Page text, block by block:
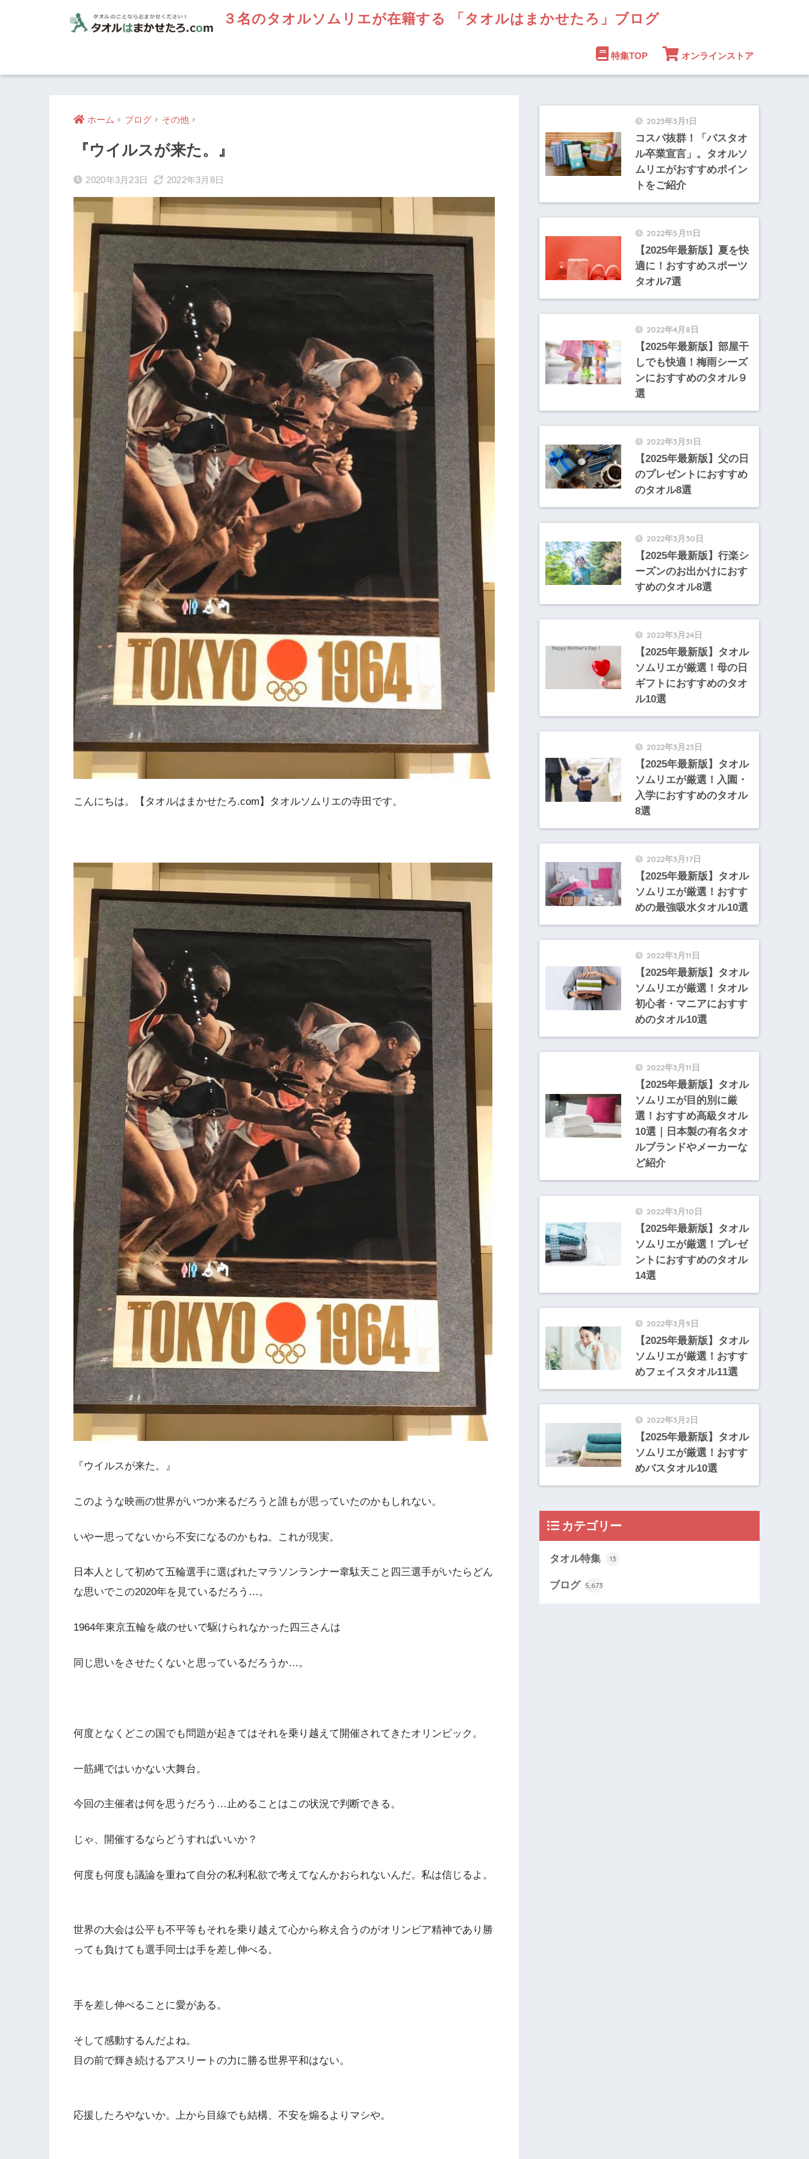
３名のタオルソムリエが在籍する 「タオルはまかせたろ」ブログ
特集TOP オンラインストア
ホーム ブログ その他
『ウイルスが来た。』
2020年3月23日 2022年3月8日
こんにちは。【タオルはまかせたろ.com】タオルソムリエの寺田です。
『ウイルスが来た。』
このような映画の世界がいつか来るだろうと誰もが思っていたのかもしれない。
いやー思ってないから不安になるのかもね。これが現実。
日本人として初めて五輪選手に選ばれたマラソンランナー韋駄天こと四三選手がいたらどん
な思いでこの2020年を見ているだろう…。
1964年東京五輪を歳のせいで駆けられなかった四三さんは
同じ思いをさせたくないと思っているだろうか…。
何度となくどこの国でも問題が起きてはそれを乗り越えて 開催されてきたオリンピック。
一筋縄ではいかない大舞台 。
今回の主催者は何を思うだろう…止めることはこの状況で判断できる。
じゃ、開催するならどうすればいいか？
何度も何度も議論を重ねて自分の私利私欲で考えてなんかお られないんだ。私は信じるよ。
世界の大会は公平も不平等もそれを乗り越えて心から称え 合うのがオリンピア精神であり勝
っても負けても選手同士は手を差し伸べる。
手を差し伸べることに愛がある。
そして感動するんだよね。
目の前で輝き続けるアスリートの力に勝る世界平和はない。
応援したろやないか。上から目線でも結構、不安を煽るよ りマシや。
2023年3月1日
コスパ抜群！「バスタオ
ル卒業宣言」。タオルソ
ムリエがおすすめポイン
トをご紹介
2022年5月11日
【2025年最新版】夏を快
適に！おすすめスポーツ
タオル7選
2022年4月8日
【2025年最新版】部屋干
しでも快適！梅雨シーズ
ンにおすすめのタオル９
選
2022年3月31日
【2025年最新版】父の日
のプレゼントにおすすめ
のタオル8選
2022年3月30日
【2025年最新版】行楽シ
ーズンのお出かけにおす
すめのタオル8選
2022年3月24日
【2025年最新版】タオル
ソムリエが厳選！母の日
ギフトにおすすめのタオ
ル10選
2022年3月23日
【2025年最新版】タオル
ソムリエが厳選！入園・
入学におすすめのタオル
8選
2022年3月17日
【2025年最新版】タオル
ソムリエが厳選！おすす
めの最強吸水タオル10選
2022年3月11日
【2025年最新版】タオル
ソムリエが厳選！タオル
初心者・マニアにおすす
めのタオル10選
2022年3月11日
【2025年最新版】タオル
ソムリエが目的別に厳
選！おすすめ高級タオル
10選｜日本製の有名タオ
ルブランドやメーカーな
ど紹介
2022年3月10日
【2025年最新版】タオル
ソムリエが厳選！プレゼ
ントにおすすめのタオル
14選
2022年3月9日
【2025年最新版】タオル
ソムリエが厳選！おすす
めフェイスタオル11選
2022年3月2日
【2025年最新版】タオル
ソムリエが厳選！おすす
めバスタオル10選
カテゴリー
タオル特集 13
ブログ 5,673